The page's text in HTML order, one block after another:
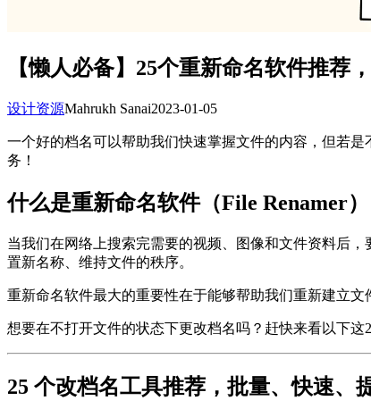
【懒人必备】25个重新命名软件推荐
设计资源Mahrukh Sanai2023-01-05
一个好的档名可以帮助我们快速掌握文件的内容，但若
务！
什么是重新命名软件（File Renamer）
当我们在网络上搜索完需要的视频、图像和文件资料后
置新名称、维持文件的秩序。
重新命名软件最大的重要性在于能够帮助我们重新建立
想要在不打开文件的状态下更改档名吗？赶快来看以下
25 个改档名工具推荐，批量、快速、